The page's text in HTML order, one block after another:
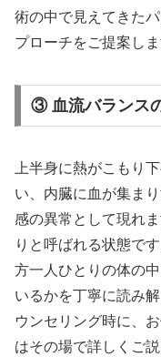
術の中で見えてきた
プローチをご提案しま
③ 血流バランス
上半身に熱がこもり
い、内臓に血が集ま
感の異常として現れ
りと呼ばれる状態で
方一人ひとりの体の
いるかを丁寧に読み
ウンセリング時に、
はその場で詳しくご